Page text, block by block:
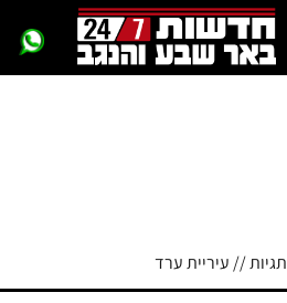
תגיות // עיריית ערד